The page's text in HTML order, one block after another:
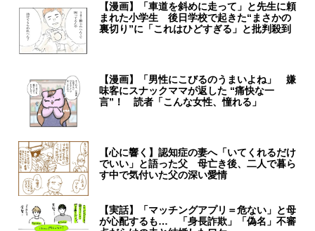
【漫画】「車道を斜めに走って」と先生に頼
まれた小学生 後日学校で起きた“まさかの
裏切り”に「これはひどすぎる」と批判殺到
【漫画】「男性にこびるのうまいよね」 嫌
味客にスナックママが返した “痛快な一
言”！ 読者「こんな女性、憧れる」
【心に響く】認知症の妻へ「いてくれるだけ
でいい」と語った父 母亡き後、二人で暮ら
す中で気付いた父の深い愛情
【実話】「マッチングアプリ＝危ない」と母
が心配するも… 「身長詐欺」「偽名」不審